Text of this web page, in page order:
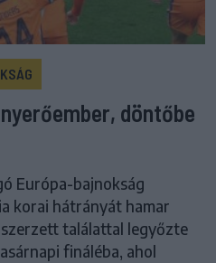
döntőbe
Európa-bajnokság
korai hátrányát hamar
találattal legyőzte
fináléba, ahol